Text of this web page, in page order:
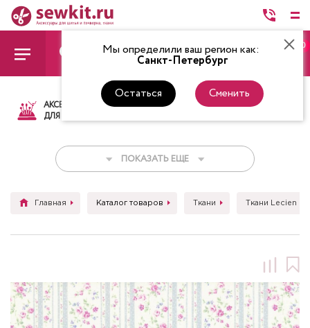
Мы определили ваш регион как:
Санкт-Петербург
Остаться Сменить
0
АКСЕССУАРЫ
ДЛЯ ШИТЬЯ
ТКАНИ НИТКИ
ПОКАЗАТЬ ЕЩЕ
Главная Каталог товаров Ткани Ткани Lecien